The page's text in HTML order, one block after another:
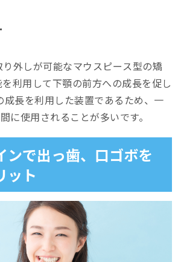
外しが可能なマウスピース型の矯
利用して下顎の前方への成長を促し
成長を利用した装置であるため、一
に使用されることが多いです。
ンで出っ歯、口ゴボを
ット